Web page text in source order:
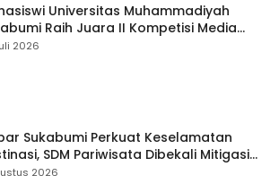
Universitas Muhammadiyah
Raih Juara II Kompetisi Media
Digital Tingkat Internasional
2026
Sukabumi Perkuat Keselamatan
SDM Pariwisata Dibekali Mitigasi
Teknik Evakuasi
2026